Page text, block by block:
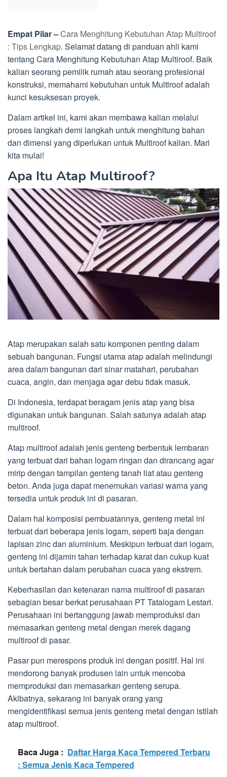
Empat Pilar –Cara Menghitung Kebutuhan Atap Multiroof
: Tips Lengkap. Selamat datang di panduan ahli kami
tentang Cara Menghitung Kebutuhan Atap Multiroof. Baik
kalian seorang pemilik rumah atau seorang profesional
konstruksi, memahami kebutuhan untuk Multiroof adalah
kunci kesuksesan proyek.
Dalam artikel ini, kami akan membawa kalian melalui
proses langkah demi langkah untuk menghitung bahan
dan dimensi yang diperlukan untuk Multiroof kalian. Mari
kita mulai!
Apa Itu Atap Multiroof?
Atap merupakan salah satu komponen penting dalam
sebuah bangunan. Fungsi utama atap adalah melindungi
area dalam bangunan dari sinar matahari, perubahan
cuaca, angin, dan menjaga agar debu tidak masuk.
Di Indonesia, terdapat beragam jenis atap yang bisa
digunakan untuk bangunan. Salah satunya adalah atap
multiroof.
Atap multiroof adalah jenis genteng berbentuk lembaran
yang terbuat dari bahan logam ringan dan dirancang agar
mirip dengan tampilan genteng tanah liat atau genteng
beton. Anda juga dapat menemukan variasi warna yang
tersedia untuk produk ini di pasaran.
Dalam hal komposisi pembuatannya, genteng metal ini
terbuat dari beberapa jenis logam, seperti baja dengan
lapisan zinc dan aluminium. Meskipun terbuat dari logam,
genteng ini dijamin tahan terhadap karat dan cukup kuat
untuk bertahan dalam perubahan cuaca yang ekstrem.
Keberhasilan dan ketenaran nama multiroof di pasaran
sebagian besar berkat perusahaan PT Tatalogam Lestari.
Perusahaan ini bertanggung jawab memproduksi dan
memasarkan genteng metal dengan merek dagang
multiroof di pasar.
Pasar pun merespons produk ini dengan positif. Hal ini
mendorong banyak produsen lain untuk mencoba
memproduksi dan memasarkan genteng serupa.
Akibatnya, sekarang ini banyak orang yang
mengidentifikasi semua jenis genteng metal dengan istilah
atap multiroof.
Baca Juga : Daftar Harga Kaca Tempered Terbaru
: Semua Jenis Kaca Tempered